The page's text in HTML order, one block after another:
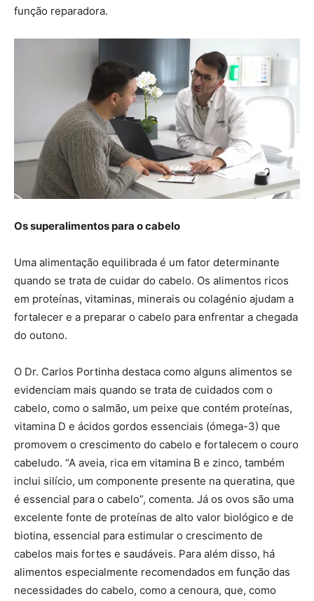
função reparadora.
Os superalimentos para o cabelo
Uma alimentação equilibrada é um fator determinante
quando se trata de cuidar do cabelo. Os alimentos ricos
em proteínas, vitaminas, minerais ou colagénio ajudam a
fortalecer e a preparar o cabelo para enfrentar a chegada
do outono.
O Dr. Carlos Portinha destaca como alguns alimentos se
evidenciam mais quando se trata de cuidados com o
cabelo, como o salmão, um peixe que contém proteínas,
vitamina D e ácidos gordos essenciais (ómega-3) que
promovem o crescimento do cabelo e fortalecem o couro
cabeludo. “A aveia, rica em vitamina B e zinco, também
inclui silício, um componente presente na queratina, que
é essencial para o cabelo”, comenta. Já os ovos são uma
excelente fonte de proteínas de alto valor biológico e de
biotina, essencial para estimular o crescimento de
cabelos mais fortes e saudáveis. Para além disso, há
alimentos especialmente recomendados em função das
necessidades do cabelo, como a cenoura, que, como